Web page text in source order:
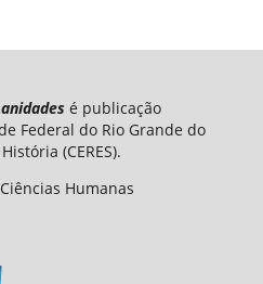
é publicação
Federal do Rio Grande do
(CERES).
Humanas